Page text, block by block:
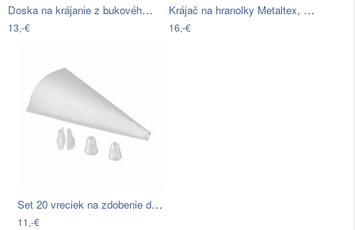
Doska na krájanie z bukového dreva…
13,-€
Krájač na hranolky Metaltex, 12 × 30 cm
16,-€
Set 20 vreciek na zdobenie dezertov s 2…
11,-€